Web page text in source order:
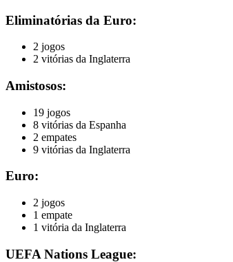
Eliminatórias da Euro:
2 jogos
2 vitórias da Inglaterra
Amistosos:
19 jogos
8 vitórias da Espanha
2 empates
9 vitórias da Inglaterra
Euro:
2 jogos
1 empate
1 vitória da Inglaterra
UEFA Nations League: